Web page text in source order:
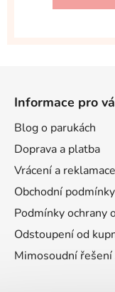
Informace pro
Blog o parukách
Doprava a platba
Vrácení a reklamace
Obchodní podmínky
Podmínky ochrany
Odstoupení od
Mimosoudní